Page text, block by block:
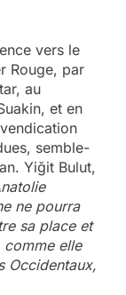
vers le
Rouge, par
au
et en
semble-
Yiğit Bulut,
ne pourra
sa place et
comme elle
Occidentaux,